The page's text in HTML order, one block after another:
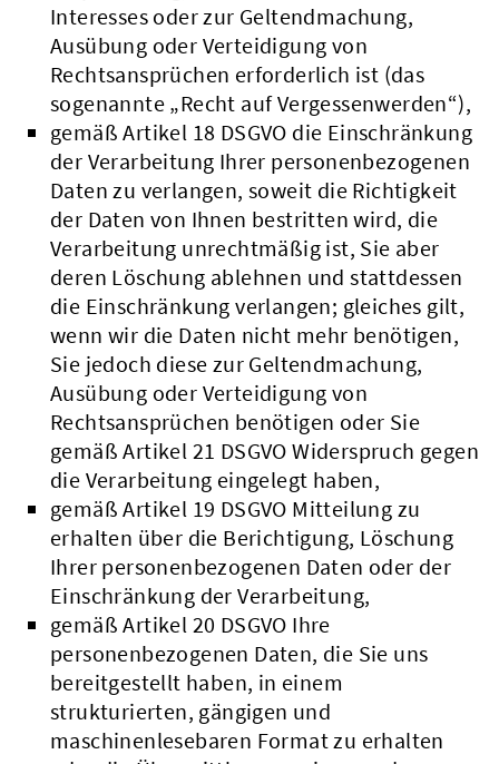
Interesses oder zur Geltendmachung,
Ausübung oder Verteidigung von
Rechtsansprüchen erforderlich ist (das
sogenannte „Recht auf Vergessenwerden“),
gemäß Artikel 18 DSGVO die Einschränkung
der Verarbeitung Ihrer personenbezogenen
Daten zu verlangen, soweit die Richtigkeit
der Daten von Ihnen bestritten wird, die
Verarbeitung unrechtmäßig ist, Sie aber
deren Löschung ablehnen und stattdessen
die Einschränkung verlangen; gleiches gilt,
wenn wir die Daten nicht mehr benötigen,
Sie jedoch diese zur Geltendmachung,
Ausübung oder Verteidigung von
Rechtsansprüchen benötigen oder Sie
gemäß Artikel 21 DSGVO Widerspruch gegen
die Verarbeitung eingelegt haben,
gemäß Artikel 19 DSGVO Mitteilung zu
erhalten über die Berichtigung, Löschung
Ihrer personenbezogenen Daten oder der
Einschränkung der Verarbeitung,
gemäß Artikel 20 DSGVO Ihre
personenbezogenen Daten, die Sie uns
bereitgestellt haben, in einem
strukturierten, gängigen und
maschinenlesebaren Format zu erhalten